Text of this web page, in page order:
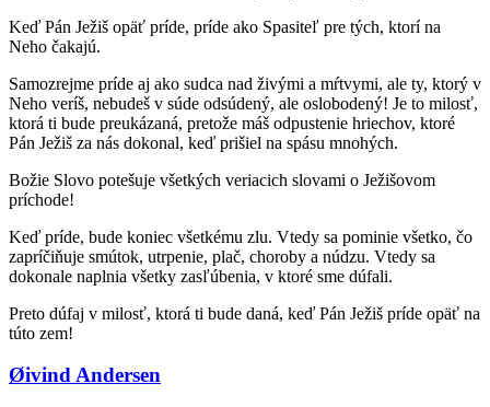
Keď Pán Ježiš opäť príde, príde ako Spasiteľ pre tých, ktorí na
Neho čakajú.
Samozrejme príde aj ako sudca nad živými a mŕtvymi, ale ty, ktorý v
Neho veríš, nebudeš v súde odsúdený, ale oslobodený! Je to milosť,
ktorá ti bude preukázaná, pretože máš odpustenie hriechov, ktoré
Pán Ježiš za nás dokonal, keď prišiel na spásu mnohých.
Božie Slovo potešuje všetkých veriacich slovami o Ježišovom
príchode!
Keď príde, bude koniec všetkému zlu. Vtedy sa pominie všetko, čo
zapríčiňuje smútok, utrpenie, plač, choroby a núdzu. Vtedy sa
dokonale naplnia všetky zasľúbenia, v ktoré sme dúfali.
Preto dúfaj v milosť, ktorá ti bude daná, keď Pán Ježiš príde opäť na
túto zem!
Øivind Andersen